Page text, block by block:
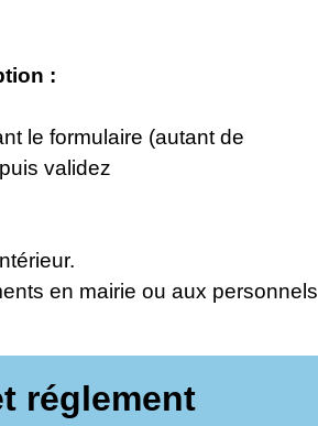
:
le formulaire (autant de
validez
en mairie ou aux personnels
réglement